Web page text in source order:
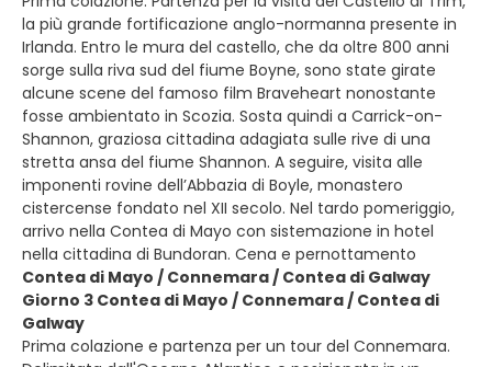
la più grande fortificazione anglo-normanna presente in
Irlanda. Entro le mura del castello, che da oltre 800 anni
sorge sulla riva sud del fiume Boyne, sono state girate
alcune scene del famoso film Braveheart nonostante
fosse ambientato in Scozia. Sosta quindi a Carrick-on-
Shannon, graziosa cittadina adagiata sulle rive di una
stretta ansa del fiume Shannon. A seguire, visita alle
imponenti rovine dell’Abbazia di Boyle, monastero
cistercense fondato nel XII secolo. Nel tardo pomeriggio,
arrivo nella Contea di Mayo con sistemazione in hotel
nella cittadina di Bundoran. Cena e pernottamento
Contea di Mayo / Connemara / Contea di Galway
Giorno 3 Contea di Mayo / Connemara / Contea di
Galway
Prima colazione e partenza per un tour del Connemara.